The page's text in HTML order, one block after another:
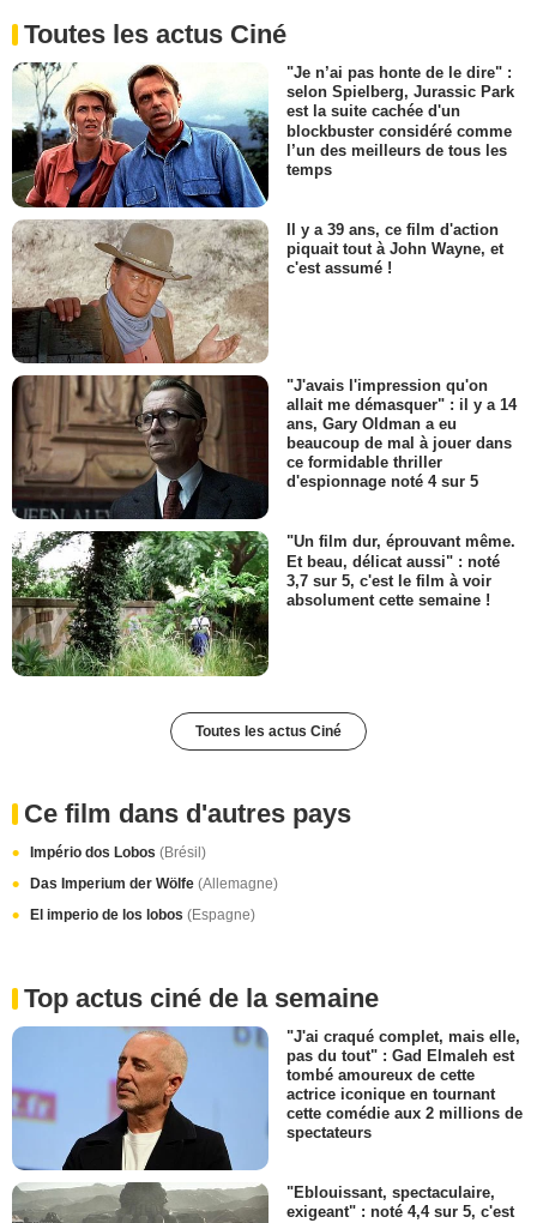
Toutes les actus Ciné
"Je n’ai pas honte de le dire" :
selon Spielberg, Jurassic Park
est la suite cachée d'un
blockbuster considéré comme
l’un des meilleurs de tous les
temps
Il y a 39 ans, ce film d'action
piquait tout à John Wayne, et
c'est assumé !
"J'avais l'impression qu'on
allait me démasquer" : il y a 14
ans, Gary Oldman a eu
beaucoup de mal à jouer dans
ce formidable thriller
d'espionnage noté 4 sur 5
"Un film dur, éprouvant même.
Et beau, délicat aussi" : noté
3,7 sur 5, c'est le film à voir
absolument cette semaine !
Toutes les actus Ciné
Ce film dans d'autres pays
Império dos Lobos (Brésil)
Das Imperium der Wölfe (Allemagne)
El imperio de los lobos (Espagne)
Top actus ciné de la semaine
"J'ai craqué complet, mais elle,
pas du tout" : Gad Elmaleh est
tombé amoureux de cette
actrice iconique en tournant
cette comédie aux 2 millions de
spectateurs
"Eblouissant, spectaculaire,
exigeant" : noté 4,4 sur 5, c'est